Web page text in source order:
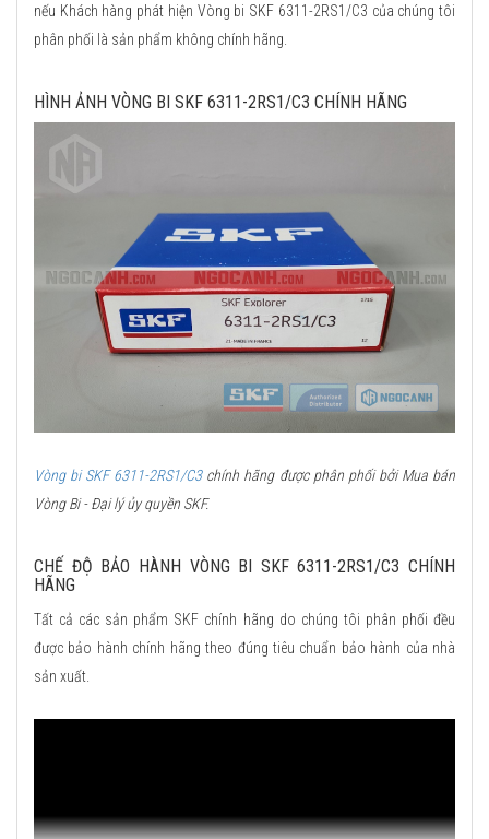
nếu Khách hàng phát hiện Vòng bi SKF 6311-2RS1/C3 của chúng tôi
phân phối là sản phẩm không chính hãng.
HÌNH ẢNH VÒNG BI SKF 6311-2RS1/C3 CHÍNH HÃNG
Vòng bi SKF 6311-2RS1/C3chính hãng được phân phối bởi Mua bán
Vòng Bi - Đại lý ủy quyền SKF.
CHẾ ĐỘ BẢO HÀNH VÒNG BI SKF 6311-2RS1/C3 CHÍNH
HÃNG
Tất cả các sản phẩm SKF chính hãng do chúng tôi phân phối đều
được bảo hành chính hãng theo đúng tiêu chuẩn bảo hành của nhà
sản xuất.